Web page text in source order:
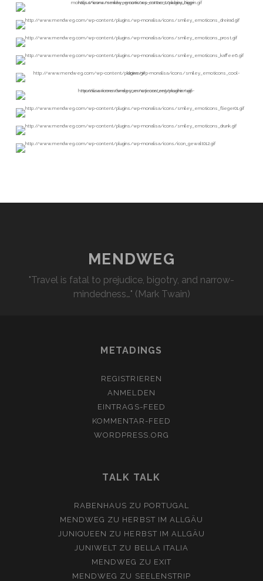
MENDWEG
"Travel is fatal to prejudice, bigotry, and narrow-
mindedness…" (Mark Twain)
METADINGS
REGISTRIEREN
ANMELDEN
EINTRAGS-FEED
KOMMENTAR-FEED
WORDPRESS.ORG
TALK TALK
RABENHAUS ZU PORTUGAL
MENDWEG ZU HERBST IM ALLGÄU
JUNIQUEEN ZU HERBST IM ALLGÄU
JUNIWELT ZU BELLA ITALIA
MENDWEG ZU EXIT
MENDWEG ZU SEELENSTRIP